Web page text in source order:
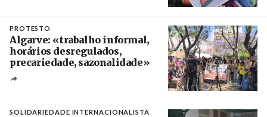
PROTESTO
Algarve: «trabalho informal,
horários desregulados,
precariedade, sazonalidade»
SOLIDARIEDADE INTERNACIONALISTA